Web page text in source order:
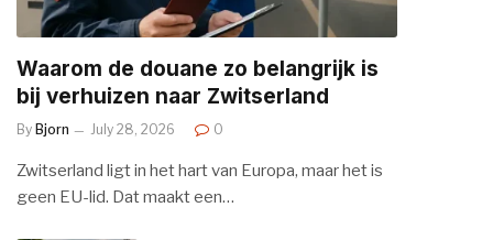
Waarom de douane zo belangrijk is
bij verhuizen naar Zwitserland
By Bjorn July 28, 2026 0
Zwitserland ligt in het hart van Europa, maar het is
geen EU-lid. Dat maakt een…